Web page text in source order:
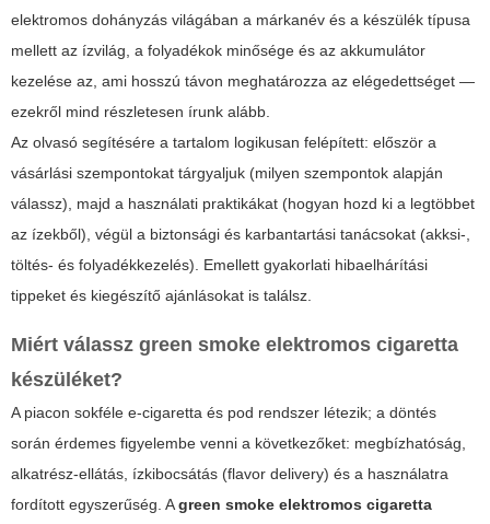
elektromos dohányzás világában a márkanév és a készülék típusa
mellett az ízvilág, a folyadékok minősége és az akkumulátor
kezelése az, ami hosszú távon meghatározza az elégedettséget —
ezekről mind részletesen írunk alább.
Az olvasó segítésére a tartalom logikusan felépített: először a
vásárlási szempontokat tárgyaljuk (milyen szempontok alapján
válassz), majd a használati praktikákat (hogyan hozd ki a legtöbbet
az ízekből), végül a biztonsági és karbantartási tanácsokat (akksi-,
töltés- és folyadékkezelés). Emellett gyakorlati hibaelhárítási
tippeket és kiegészítő ajánlásokat is találsz.
Miért válassz green smoke elektromos cigaretta
készüléket?
A piacon sokféle e-cigaretta és pod rendszer létezik; a döntés
során érdemes figyelembe venni a következőket: megbízhatóság,
alkatrész-ellátás, ízkibocsátás (flavor delivery) és a használatra
fordított egyszerűség. Agreen smoke elektromos cigaretta